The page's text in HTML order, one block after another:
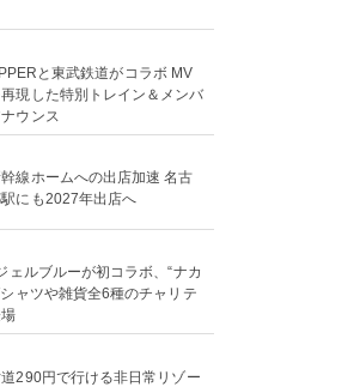
と東武鉄道がコラボ MV
現した特別トレイン＆メンバ
ウンス
線ホームへの出店加速 名古
にも2027年出店へ
ェルブルーが初コラボ、“ナカ
ャツや雑貨全6種のチャリテ
290円で行ける非日常リゾー